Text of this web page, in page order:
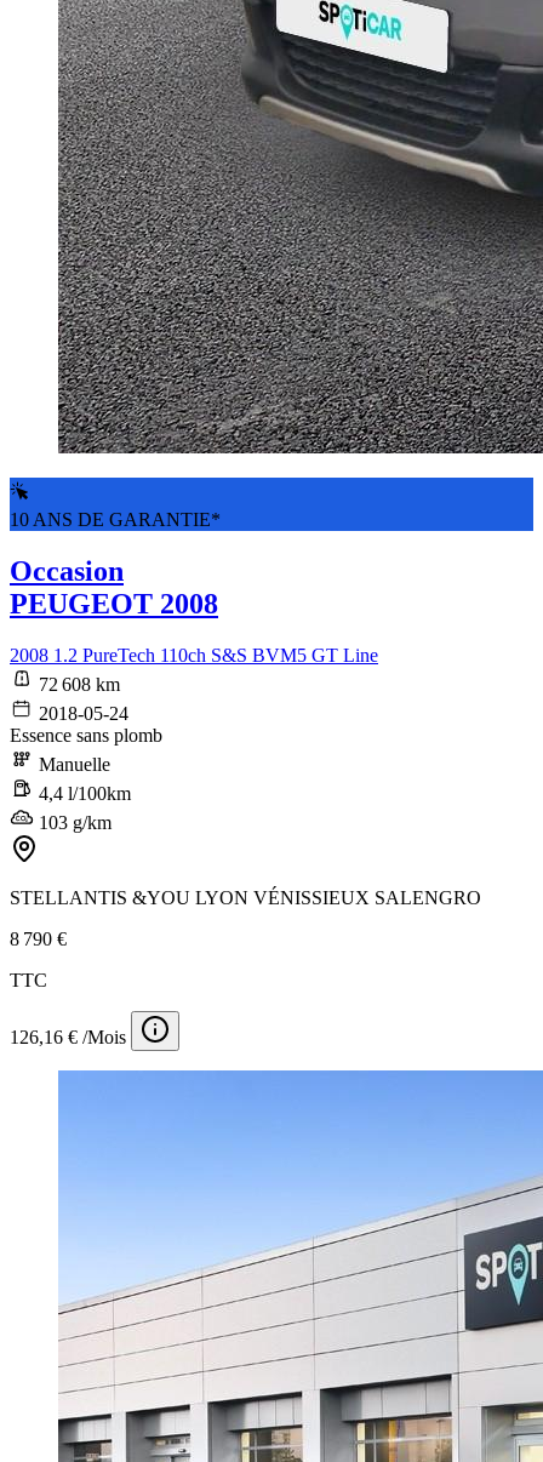
10 ANS DE GARANTIE*
Occasion
PEUGEOT 2008
2008 1.2 PureTech 110ch S&S BVM5 GT Line
72 608 km
2018-05-24
Essence sans plomb
Manuelle
4,4 l/100km
103 g/km
STELLANTIS &YOU LYON VÉNISSIEUX SALENGRO
8 790 €
TTC
126,16 € /Mois